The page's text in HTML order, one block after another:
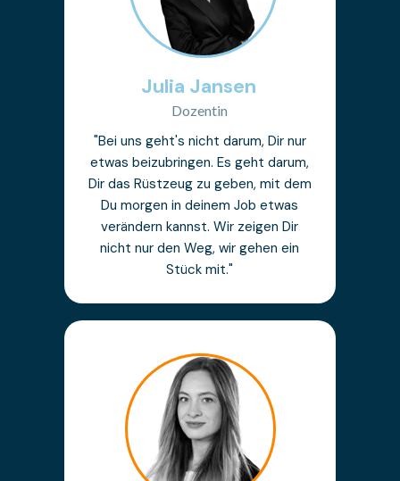
"Bei uns geht's nicht darum, Dir nur
etwas beizubringen. Es geht darum,
Dir das Rüstzeug zu geben, mit dem
Du morgen in deinem Job etwas
verändern kannst. Wir zeigen Dir
nicht nur den Weg, wir gehen ein
Stück mit."
Julia Jansen
Dozentin